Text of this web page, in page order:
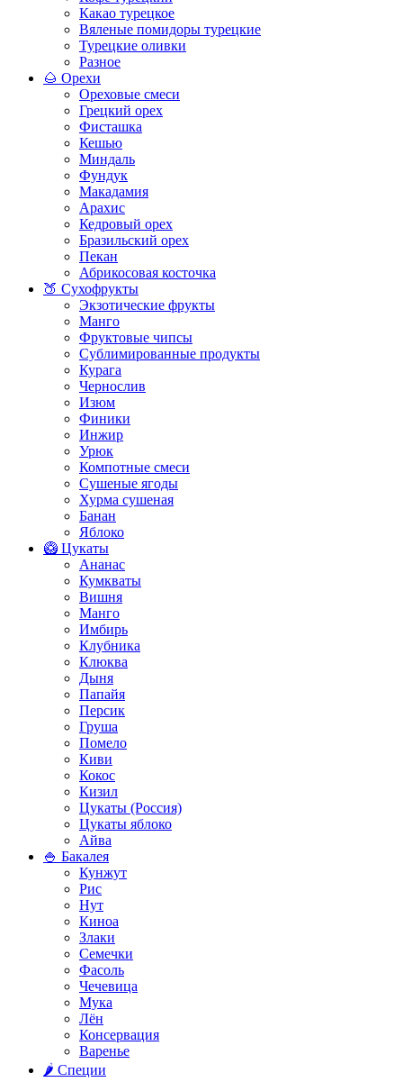
Какао турецкое
Вяленые помидоры турецкие
Турецкие оливки
Разное
🌰 Орехи
Ореховые смеси
Грецкий орех
Фисташка
Кешью
Миндаль
Фундук
Макадамия
Арахис
Кедровый орех
Бразильский орех
Пекан
Абрикосовая косточка
🍑 Сухофрукты
Экзотические фрукты
Манго
Фруктовые чипсы
Сублимированные продукты
Курага
Чернослив
Изюм
Финики
Инжир
Урюк
Компотные смеси
Сушеные ягоды
Хурма сушеная
Банан
Яблоко
🥝 Цукаты
Ананас
Кумкваты
Вишня
Манго
Имбирь
Клубника
Клюква
Дыня
Папайя
Персик
Груша
Помело
Киви
Кокос
Кизил
Цукаты (Россия)
Цукаты яблоко
Айва
🍚 Бакалея
Кунжут
Рис
Нут
Киноа
Злаки
Семечки
Фасоль
Чечевица
Мука
Лён
Консервация
Варенье
🌶️ Специи